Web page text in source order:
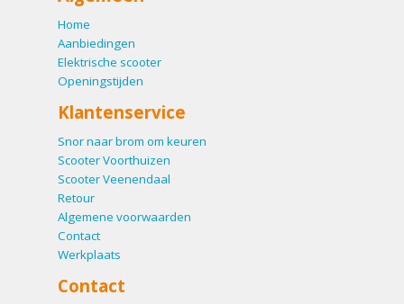
Home
Aanbiedingen
Elektrische scooter
Openingstijden
Klantenservice
Snor naar brom om keuren
Scooter Voorthuizen
Scooter Veenendaal
Retour
Algemene voorwaarden
Contact
Werkplaats
Contact